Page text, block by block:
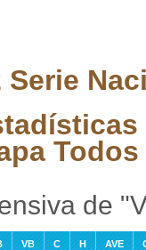
Serie
de
VB C H AVE